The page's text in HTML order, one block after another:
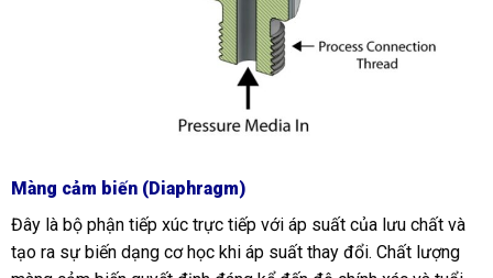
Màng cảm biến (Diaphragm)
Đây là bộ phận tiếp xúc trực tiếp với áp suất của lưu chất và
tạo ra sự biến dạng cơ học khi áp suất thay đổi. Chất lượng